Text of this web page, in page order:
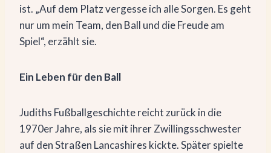
ist. „Auf dem Platz vergesse ich alle Sorgen. Es geht
nur um mein Team, den Ball und die Freude am
Spiel“, erzählt sie.
Ein Leben für den Ball
Judiths Fußballgeschichte reicht zurück in die
1970er Jahre, als sie mit ihrer Zwillingsschwester
auf den Straßen Lancashires kickte. Später spielte